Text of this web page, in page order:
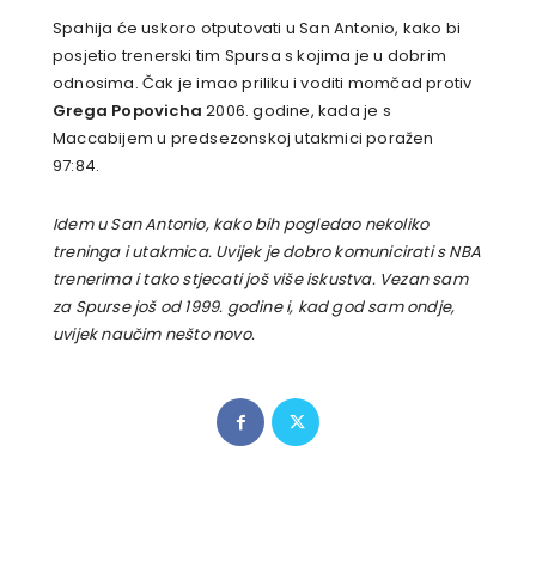
Spahija će uskoro otputovati u San Antonio, kako bi
posjetio trenerski tim Spursa s kojima je u dobrim
odnosima. Čak je imao priliku i voditi momčad protiv
Grega Popovicha 2006. godine, kada je s
Maccabijem u predsezonskoj utakmici poražen
97:84.
Idem u San Antonio, kako bih pogledao nekoliko
treninga i utakmica. Uvijek je dobro komunicirati s NBA
trenerima i tako stjecati još više iskustva. Vezan sam
za Spurse još od 1999. godine i, kad god sam ondje,
uvijek naučim nešto novo.